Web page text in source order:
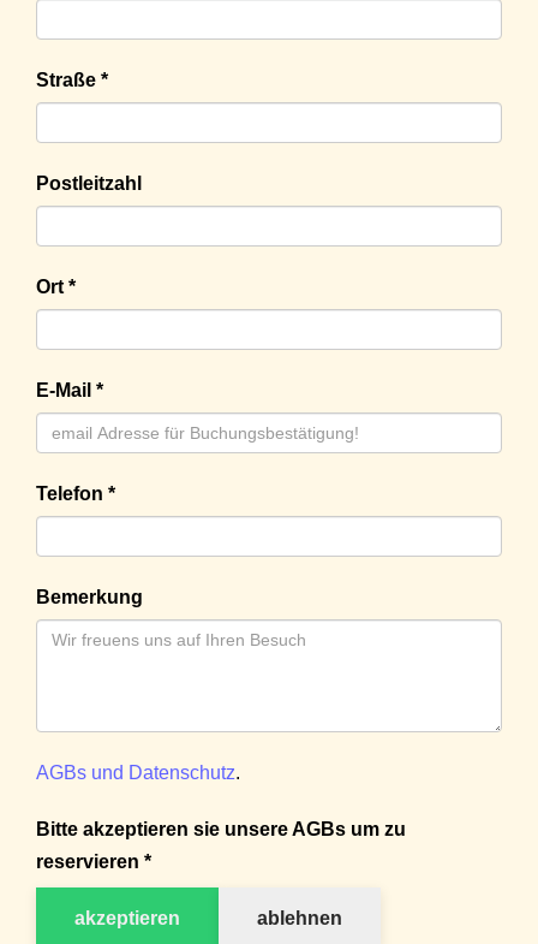
Straße *
Postleitzahl
Ort *
E-Mail *
Telefon *
Bemerkung
AGBs und Datenschutz.
Bitte akzeptieren sie unsere AGBs um zu
reservieren *
akzeptieren ablehnen